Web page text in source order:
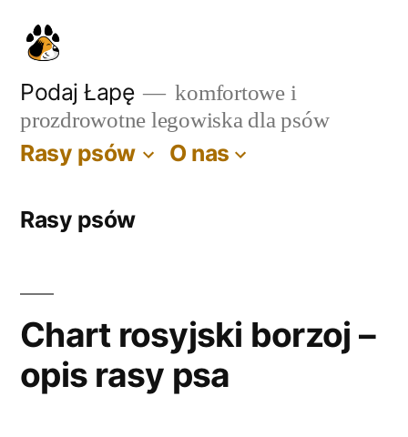
treściPodaj Łapę
komfortowe i
prozdrowotne legowiska dla psów
Rasy psów O nas
Rasy psów
Chart rosyjski borzoj –
opis rasy psa